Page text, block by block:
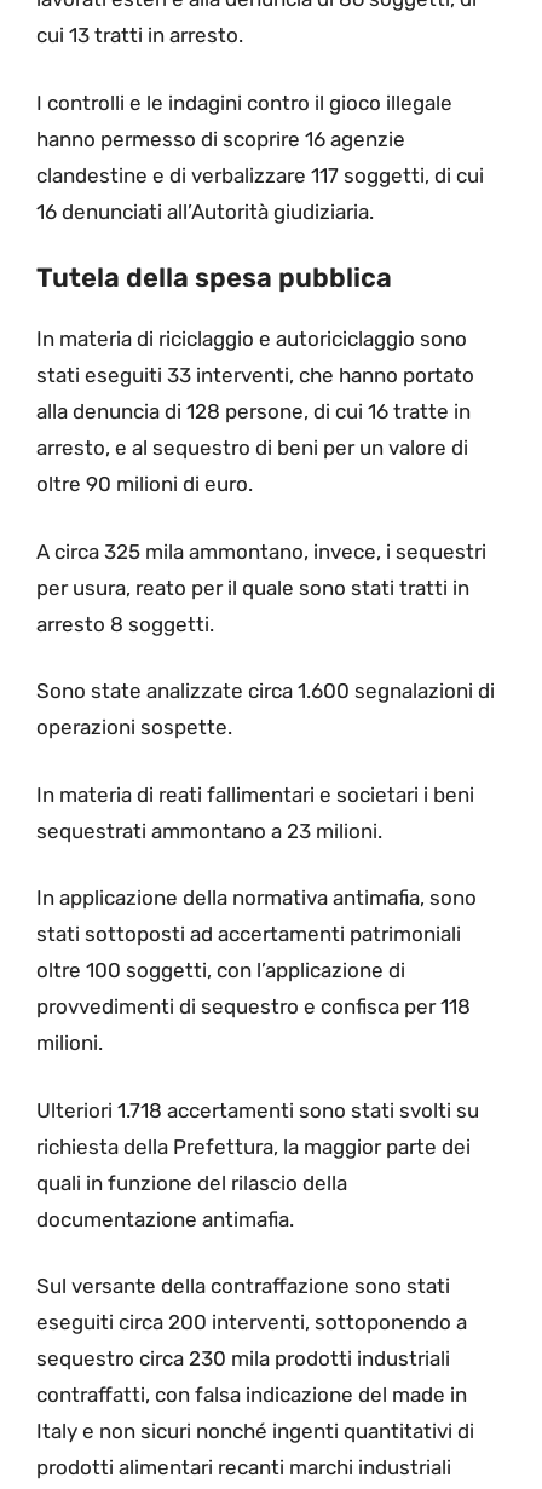
cui 13 tratti in arresto.
I controlli e le indagini contro il gioco illegale
hanno permesso di scoprire 16 agenzie
clandestine e di verbalizzare 117 soggetti, di cui
16 denunciati all’Autorità giudiziaria.
Tutela della spesa pubblica
In materia di riciclaggio e autoriciclaggio sono
stati eseguiti 33 interventi, che hanno portato
alla denuncia di 128 persone, di cui 16 tratte in
arresto, e al sequestro di beni per un valore di
oltre 90 milioni di euro.
A circa 325 mila ammontano, invece, i sequestri
per usura, reato per il quale sono stati tratti in
arresto 8 soggetti.
Sono state analizzate circa 1.600 segnalazioni di
operazioni sospette.
In materia di reati fallimentari e societari i beni
sequestrati ammontano a 23 milioni.
In applicazione della normativa antimafia, sono
stati sottoposti ad accertamenti patrimoniali
oltre 100 soggetti, con l’applicazione di
provvedimenti di sequestro e confisca per 118
milioni.
Ulteriori 1.718 accertamenti sono stati svolti su
richiesta della Prefettura, la maggior parte dei
quali in funzione del rilascio della
documentazione antimafia.
Sul versante della contraffazione sono stati
eseguiti circa 200 interventi, sottoponendo a
sequestro circa 230 mila prodotti industriali
contraffatti, con falsa indicazione del made in
Italy e non sicuri nonché ingenti quantitativi di
prodotti alimentari recanti marchi industriali